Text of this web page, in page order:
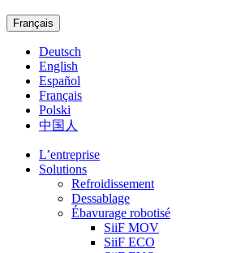
Français
Deutsch
English
Español
Français
Polski
中国人
L’entreprise
Solutions
Refroidissement
Dessablage
Ébavurage robotisé
SiiF MOV
SiiF ECO